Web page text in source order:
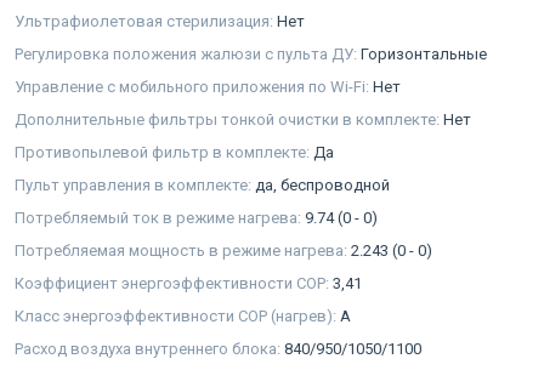
Ультрафиолетовая стерилизация: Нет
Регулировка положения жалюзи с пульта ДУ: Горизонтальные
Управление с мобильного приложения по Wi-Fi: Нет
Дополнительные фильтры тонкой очистки в комплекте: Нет
Противопылевой фильтр в комплекте: Да
Пульт управления в комплекте: да, беспроводной
Потребляемый ток в режиме нагрева: 9.74 (0 - 0)
Потребляемая мощность в режиме нагрева: 2.243 (0 - 0)
Коэффициент энергоэффективности COP: 3,41
Класс энергоэффективности COP (нагрев): A
Расход воздуха внутреннего блока: 840/950/1050/1100